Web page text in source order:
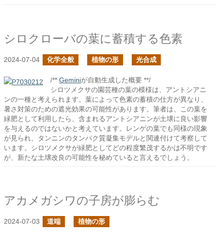
シロクローバの葉に蓄積する色素
2024-07-04 化学全般 植物の形 光合成
/** Geminiが自動生成した概要 **/
シロツメクサの園芸種の葉の模様は、アントシアニ
ンの一種と考えられます。葉によって色素の蓄積の仕方が異なり、
暑さ対策のための遮光効果の可能性があります。筆者は、この葉を
緑肥として利用したら、含まれるアントシアニンが土壌に良い影響
を与えるのではないかと考えています。レンゲの葉でも同様の現象
が見られ、タンニンのタンパク質凝集モデルと関連付けて考察して
います。シロツメクサが緑肥としてどの程度繁茂するかは不明です
が、新たな土壌改良の可能性を秘めていると言えるでしょう。
アカメガシワの子房が膨らむ
2024-07-03 道端 植物の形